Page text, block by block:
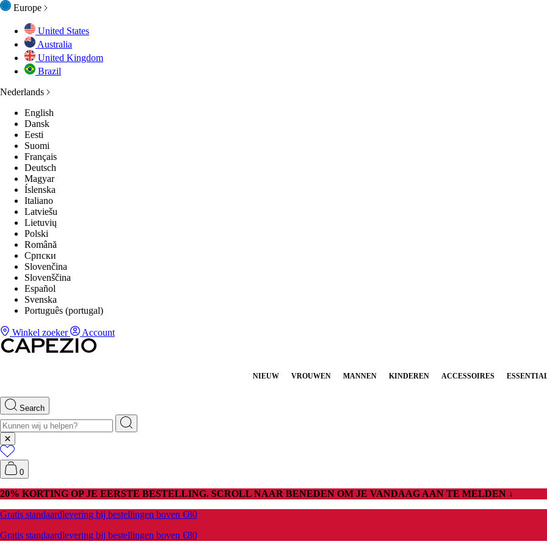
Europe
United States
Australia
United Kingdom
Brazil
Nederlands
English
Dansk
Eesti
Suomi
Français
Deutsch
Magyar
Íslenska
Italiano
Latviešu
Lietuvių
Polski
Română
Српски
Slovenčina
Slovenščina
Español
Svenska
Português (portugal)
Winkel zoeker Account
NIEUW VROUWEN MANNEN KINDEREN ACCESSOIRES
Search
0
20% KORTING OP JE EERSTE BESTELLING. SCROLL NAAR BENEDEN OM JE VANDAAG AAN TE MELDEN ↓
Gratis standaardlevering bij bestellingen boven €80
Gratis standaardlevering bij bestellingen boven €80